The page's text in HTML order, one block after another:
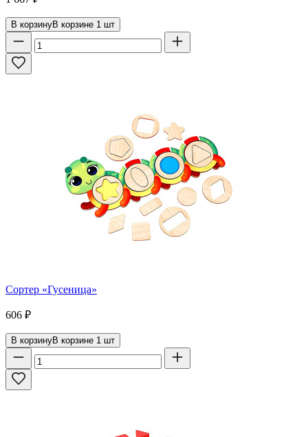
В корзинуВ корзине 1 шт
Сортер «Гусеница»
606 ₽
В корзинуВ корзине 1 шт